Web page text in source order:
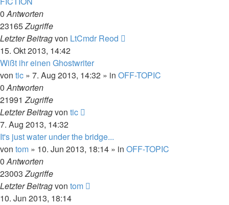
0Antworten
23165Zugriffe
Letzter Beitragvon LtCmdr Reod
15. Okt 2013, 14:42
Wißt ihr einen Ghostwriter
von tic » 7. Aug 2013, 14:32 » in OFF-TOPIC
0Antworten
21991Zugriffe
Letzter Beitragvon tic
7. Aug 2013, 14:32
It's just water under the bridge...
von tom » 10. Jun 2013, 18:14 » in OFF-TOPIC
0Antworten
23003Zugriffe
Letzter Beitragvon tom
10. Jun 2013, 18:14